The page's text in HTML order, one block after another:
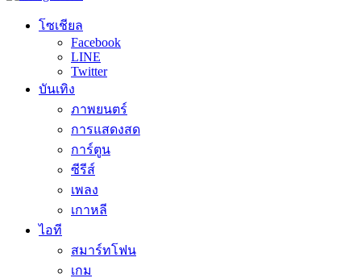
โซเชียล
Facebook
LINE
Twitter
บันเทิง
ภาพยนตร์
การแสดงสด
การ์ตูน
ซีรีส์
เพลง
เกาหลี
ไอที
สมาร์ทโฟน
เกม